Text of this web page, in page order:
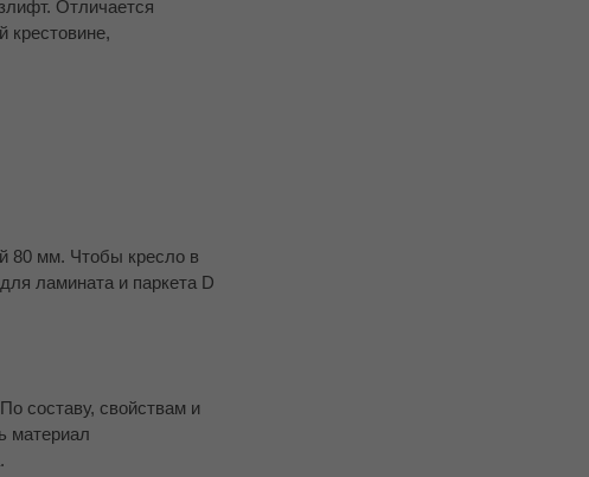
Отличается
крестовине,
80 мм. Чтобы кресло в
ламината и паркета D
составу, свойствам и
материал